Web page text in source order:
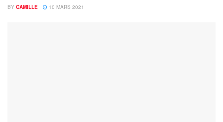
BY CAMILLE 10 MARS 2021